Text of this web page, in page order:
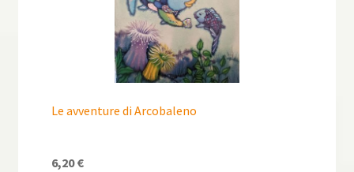
Le avventure di Arcobaleno
6,20€